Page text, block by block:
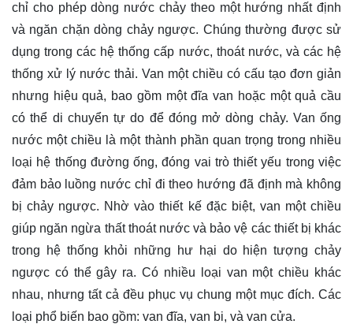
chỉ cho phép dòng nước chảy theo một hướng nhất định
và ngăn chặn dòng chảy ngược. Chúng thường được sử
dụng trong các hệ thống cấp nước, thoát nước, và các hệ
thống xử lý nước thải. Van một chiều có cấu tạo đơn giản
nhưng hiệu quả, bao gồm một đĩa van hoặc một quả cầu
có thể di chuyển tự do để đóng mở dòng chảy. Van ống
nước một chiều là một thành phần quan trọng trong nhiều
loại hệ thống đường ống, đóng vai trò thiết yếu trong việc
đảm bảo luồng nước chỉ đi theo hướng đã định mà không
bị chảy ngược. Nhờ vào thiết kế đặc biệt, van một chiều
giúp ngăn ngừa thất thoát nước và bảo vệ các thiết bị khác
trong hệ thống khỏi những hư hại do hiện tượng chảy
ngược có thể gây ra. Có nhiều loại van một chiều khác
nhau, nhưng tất cả đều phục vụ chung một mục đích. Các
loại phổ biến bao gồm: van đĩa, van bi, và van cửa.